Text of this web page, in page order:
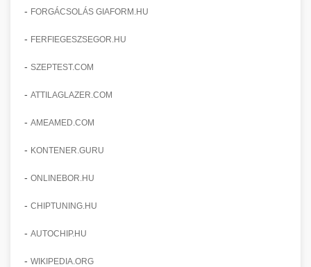
- FORGÁCSOLÁS GIAFORM.HU
- FERFIEGESZSEGOR.HU
- SZEPTEST.COM
- ATTILAGLAZER.COM
- AMEAMED.COM
- KONTENER.GURU
- ONLINEBOR.HU
- CHIPTUNING.HU
- AUTOCHIP.HU
- WIKIPEDIA.ORG